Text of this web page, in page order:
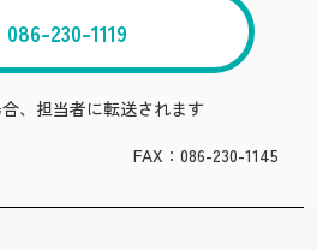
086-230-1119
、担当者に転送されます
FAX：086-230-1145